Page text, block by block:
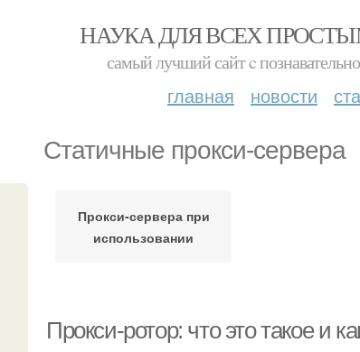
НАУКА ДЛЯ ВСЕХ
самый лучший сайт c
главная новости
Статичные прокси-сервера
Прокси-сервера при
использовании
Прокси-ротор: что это такое и